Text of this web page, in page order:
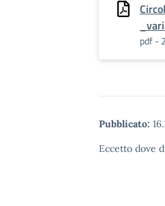
pdf -
Pubblicato:
Eccetto dove